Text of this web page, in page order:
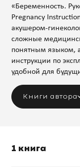
«Беременность.
Pregnancy
акушером-
сложные
понятным языком,
инструкции по
удобной для
Книги автора
1 книга